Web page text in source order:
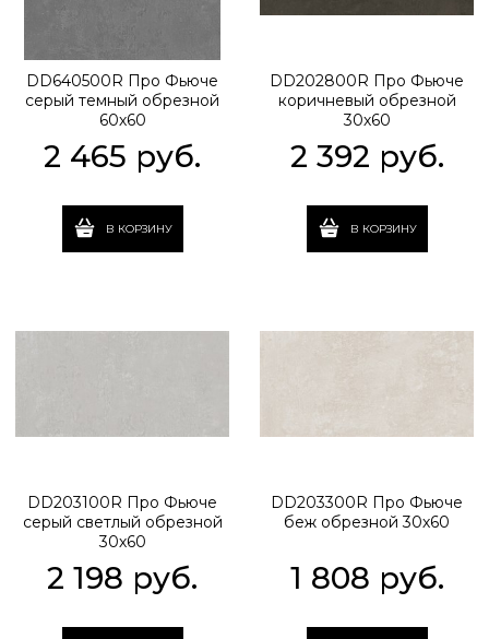
DD640500R Про Фьюче
серый темный обрезной
60х60
2 465 руб.
В КОРЗИНУ
DD202800R Про Фьюче
коричневый обрезной
30х60
2 392 руб.
В КОРЗИНУ
DD203100R Про Фьюче
серый светлый обрезной
30х60
2 198 руб.
DD203300R Про Фьюче
беж обрезной 30х60
1 808 руб.